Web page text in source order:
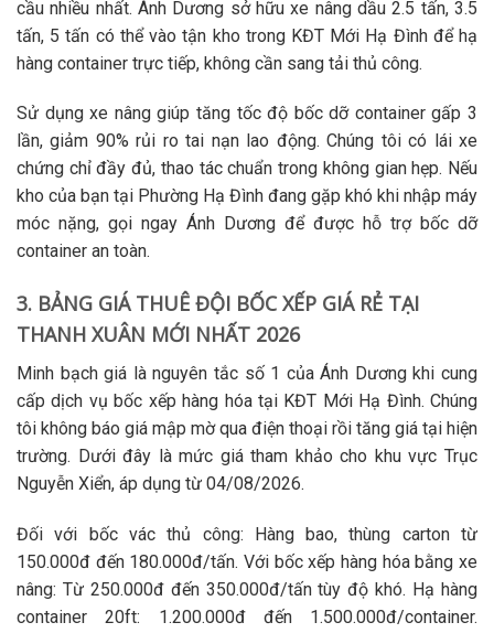
cầu nhiều nhất. Ánh Dương sở hữu xe nâng dầu 2.5 tấn, 3.5
tấn, 5 tấn có thể vào tận kho trong KĐT Mới Hạ Đình để hạ
hàng container trực tiếp, không cần sang tải thủ công.
Sử dụng xe nâng giúp tăng tốc độ bốc dỡ container gấp 3
lần, giảm 90% rủi ro tai nạn lao động. Chúng tôi có lái xe
chứng chỉ đầy đủ, thao tác chuẩn trong không gian hẹp. Nếu
kho của bạn tại Phường Hạ Đình đang gặp khó khi nhập máy
móc nặng, gọi ngay Ánh Dương để được hỗ trợ bốc dỡ
container an toàn.
3. BẢNG GIÁ THUÊ ĐỘI BỐC XẾP GIÁ RẺ TẠI
THANH XUÂN MỚI NHẤT 2026
Minh bạch giá là nguyên tắc số 1 của Ánh Dương khi cung
cấpdịch vụ bốc xếp hàng hóatại KĐT Mới Hạ Đình. Chúng
tôi không báo giá mập mờ qua điện thoại rồi tăng giá tại hiện
trường. Dưới đây là mức giá tham khảo cho khu vực Trục
Nguyễn Xiển, áp dụng từ 04/08/2026.
Đối với bốc vácthủ công: Hàng bao, thùng carton từ
150.000đ đến 180.000đ/tấn. Với bốc xếp hàng hóa bằng xe
nâng: Từ 250.000đ đến 350.000đ/tấn tùy độ khó. Hạ hàng
container 20ft: 1.200.000đ đến 1.500.000đ/container.